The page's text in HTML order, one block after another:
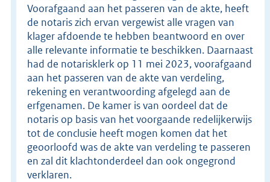
Voorafgaand aan het passeren van de akte, heeft
de notaris zich ervan vergewist alle vragen van
klager afdoende te hebben beantwoord en over
alle relevante informatie te beschikken. Daarnaast
had de notarisklerk op 11 mei 2023, voorafgaand
aan het passeren van de akte van verdeling,
rekening en verantwoording afgelegd aan de
erfgenamen. De kamer is van oordeel dat de
notaris op basis van het voorgaande redelijkerwijs
tot de conclusie heeft mogen komen dat het
geoorloofd was de akte van verdeling te passeren
en zal dit klachtonderdeel dan ook ongegrond
verklaren.